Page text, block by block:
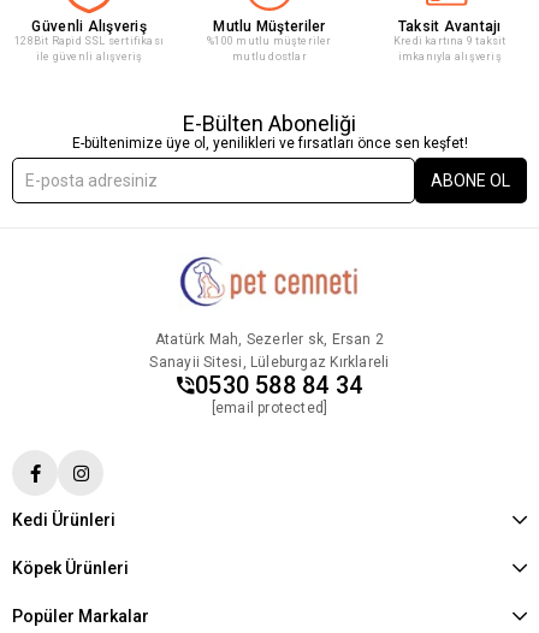
Güvenli Alışveriş
128Bit Rapid SSL sertifikası
ile güvenli alışveriş
Mutlu Müşteriler
%100 mutlu müşteriler
mutlu dostlar
Taksit Avantajı
Kredi kartına 9 taksit
imkanıyla alışveriş
E-Bülten Aboneliği
E-bültenimize üye ol, yenilikleri ve fırsatları önce sen keşfet!
ABONE OL
Atatürk Mah, Sezerler sk, Ersan 2
Sanayii Sitesi, Lüleburgaz Kırklareli
0530 588 84 34
[email protected]
Kedi Ürünleri
Köpek Ürünleri
Popüler Markalar